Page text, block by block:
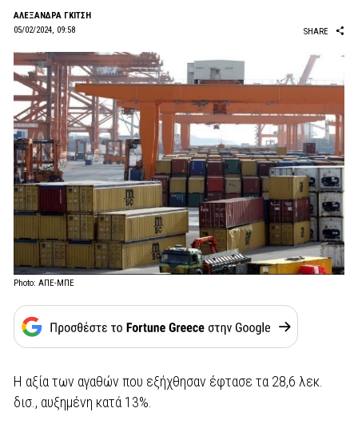
AΛΕΞΑΝΔΡΑ ΓΚΙΤΣΗ
05/02/2024, 09:58
SHARE
Photo: ΑΠΕ-ΜΠΕ
Η αξία των αγαθών που εξήχθησαν έφτασε τα 28,6 λεκ.
δισ., αυξημένη κατά 13%.